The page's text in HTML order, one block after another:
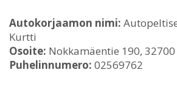
Autokorjaamon nimi:
Kurtti
Osoite: Nokkamäentie 190,
Puhelinnumero: 02569762